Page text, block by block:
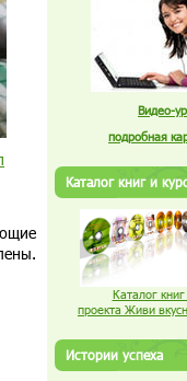
Видео-
подробная
Каталог книг и
Каталог книг
проекта Живи
Истории успеха